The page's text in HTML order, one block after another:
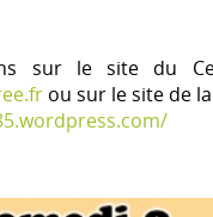
sur le site du
ou sur le site de